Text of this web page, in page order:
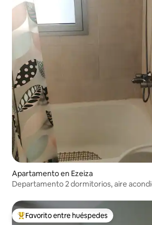
Apartamento en Ezeiza
Departamento 2 dormitorios, aire
Favorito entre huéspedes preferido
Favorito entre huéspedes